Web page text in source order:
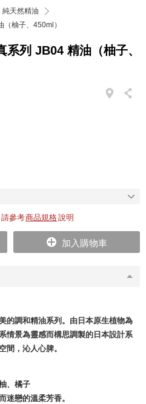
純天然精油
柚子、450ml）
列 JB04 精油（柚子、
的調和精油系列。由日本原生植物為
情景為靈感而構思調製的日本設計系
間，沁人心脾。
、橘子
迷戀的溫柔芳香。
參考商品規格說明
加入購物車